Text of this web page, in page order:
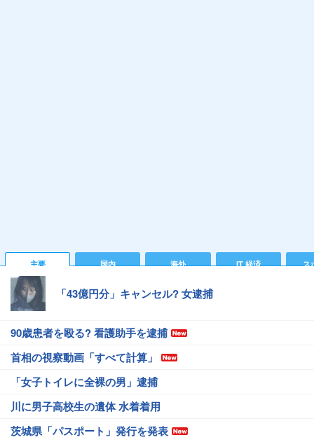
主要 国内 海外 IT 経済 ス
「43億円分」キャンセル? 女逮捕
90歳患者を殴る? 看護助手を逮捕
首相の視察動画「すべて計算」
「女子トイレに全裸の男」逮捕
川に男子高校生の遺体 水着着用
茨城県「パスポート」発行を発表